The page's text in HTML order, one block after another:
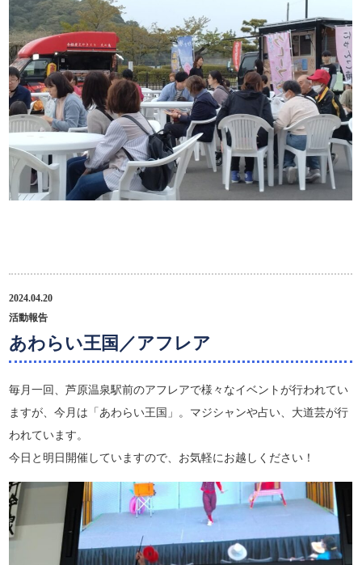
2024.04.20
活動報告
あわらい王国／アフレア
毎月一回、芦原温泉駅前のアフレアで様々なイベントが行われてい
ますが、今月は「あわらい王国」。マジシャンや占い、大道芸が行
われています。
今日と明日開催していますので、お気軽にお越しください！